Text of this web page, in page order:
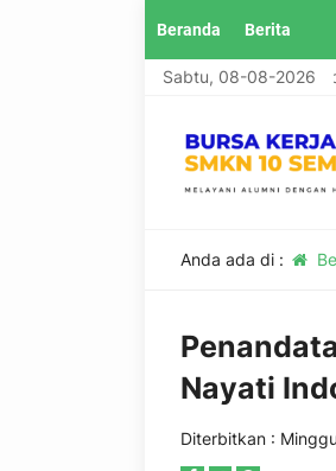
Beranda Berita
Sabtu, 08-08-2026
Selamat datang di
Anda ada di :
Nayati
Diterbitkan :